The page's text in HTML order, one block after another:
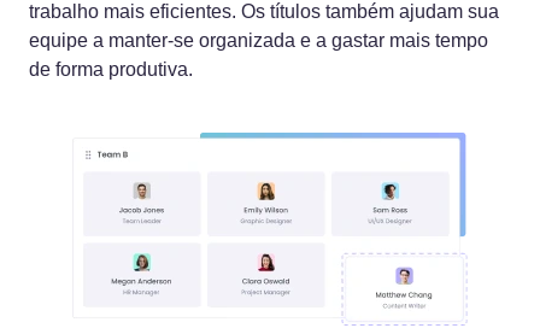
trabalho mais eficientes. Os títulos também ajudam sua
equipe a manter-se organizada e a gastar mais tempo
de forma produtiva.